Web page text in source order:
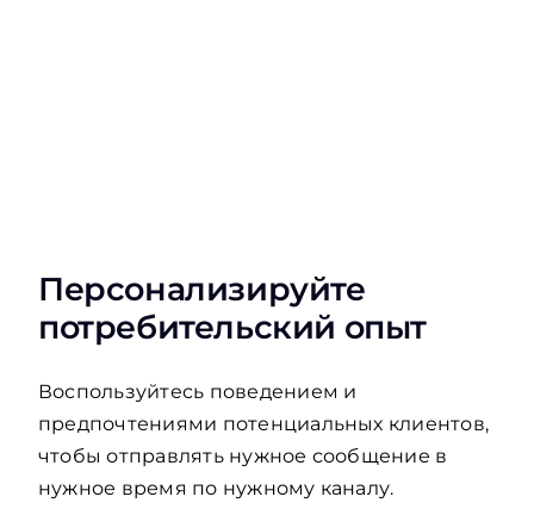
Персонализируйте
потребительский опыт
Воспользуйтесь поведением и
предпочтениями потенциальных клиентов,
чтобы отправлять нужное сообщение в
нужное время по нужному каналу.